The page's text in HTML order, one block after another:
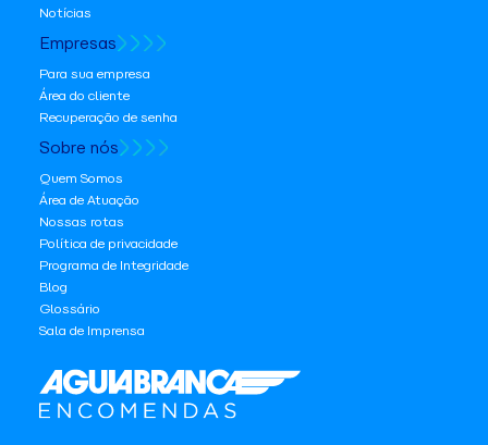
Notícias
Empresas
Para sua empresa
Área do cliente
Recuperação de senha
Sobre nós
Quem Somos
Área de Atuação
Nossas rotas
Política de privacidade
Programa de Integridade
Blog
Glossário
Sala de Imprensa